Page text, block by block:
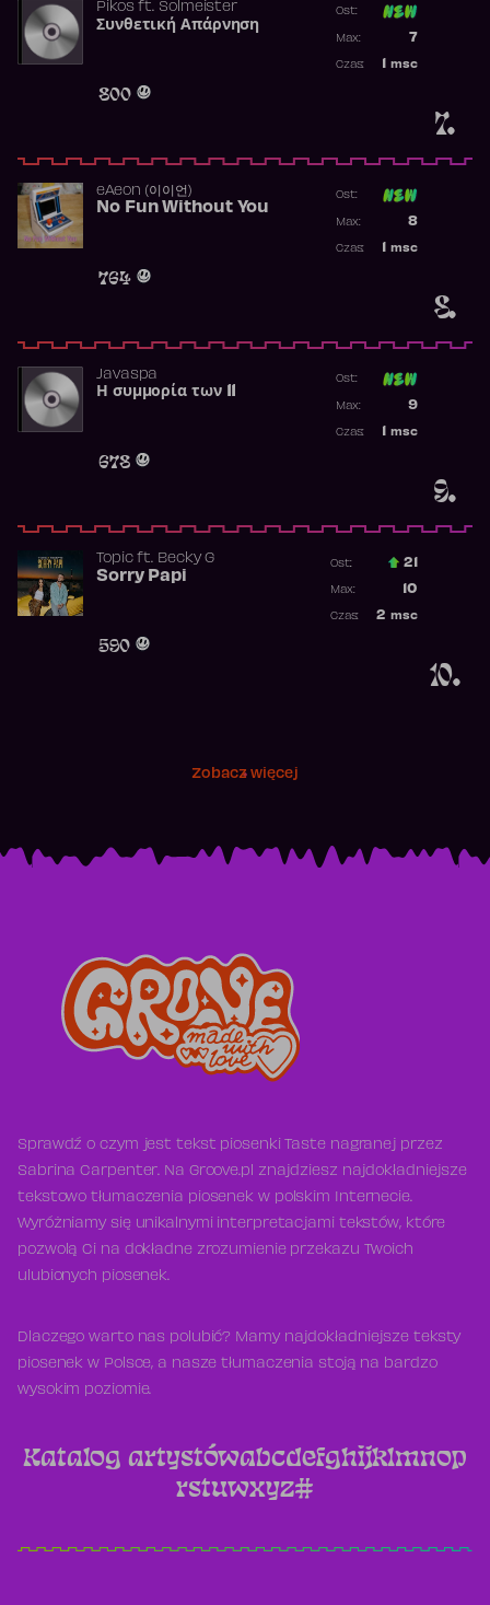
7.
Pikosft. Solmeister
Συνθετική Απάρνηση
800
Ost:
7
Max:
msc
Czas:
8.
​eAeon (이이언)
No Fun Without You
764
Ost:
8
Max:
msc
Czas:
9.
Javaspa
Η συμμορία των 11
678
Ost:
9
Max:
msc
Czas:
10.
Topicft. Becky G
Sorry Papi
590
Ost.: 21
10
Max:
2 msc
Czas:
Zobacz więcej
Sprawdź o czym jest tekst piosenki Taste nagranej przez
Sabrina Carpenter. Na Groove.pl znajdziesz najdokładniejsze
tekstowo tłumaczenia piosenek w polskim Internecie.
Wyróżniamy się unikalnymi interpretacjami tekstów, które
pozwolą Ci na dokładne zrozumienie przekazu Twoich
ulubionych piosenek.
Dlaczego warto nas polubić? Mamy najdokładniejsze teksty
piosenek w Polsce, a nasze tłumaczenia stoją na bardzo
wysokim poziomie.
Katalog artystówabcdefghijklmnop
rstuwxyz#